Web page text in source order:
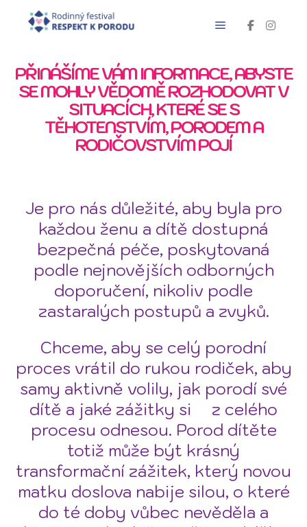
PŘINÁŠÍME VÁM INFORMACE, ABYSTE
SE MOHLY VĚDOMĚ ROZHODOVAT V
SITUACÍCH, KTERÉ SE S
TĚHOTENSTVÍM, PORODEM A
RODIČOVSTVÍM POJÍ
Je pro nás důležité, aby byla pro
každou ženu a dítě dostupná
bezpečná péče, poskytovaná
podle nejnovějších odborných
doporučení, nikoliv podle
zastaralých postupů a zvyků.
Chceme, aby se celý porodní
proces vrátil do rukou rodiček, aby
samy aktivně volily, jak porodí své
dítě a jaké zážitky si z celého
procesu odnesou. Porod dítěte
totiž může být krásný
transformační zážitek, který novou
matku doslova nabije silou, o které
do té doby vůbec nevěděla a